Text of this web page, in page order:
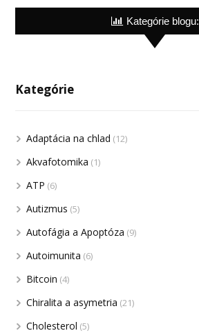
Kategórie blogu:
Kategórie
Adaptácia na chlad (12)
Akvafotomika (1)
ATP (6)
Autizmus (5)
Autofágia a Apoptóza (9)
Autoimunita (6)
Bitcoin (4)
Chiralita a asymetria (21)
Cholesterol (5)